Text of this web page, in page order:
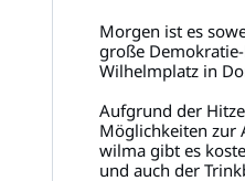
Bluesky
ansehen
Morgen ist es
große
Wilhelmplatz in
Aufgrund der
Möglichkeiten zur
wilma gibt es
und auch der